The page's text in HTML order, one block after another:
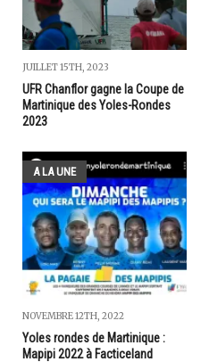
JUILLET 15TH, 2023
UFR Chanflor gagne la Coupe de
Martinique des Yoles-Rondes
2023
A LA UNE
NOVEMBRE 12TH, 2022
Yoles rondes de Martinique :
Mapipi 2022 à Facticeland